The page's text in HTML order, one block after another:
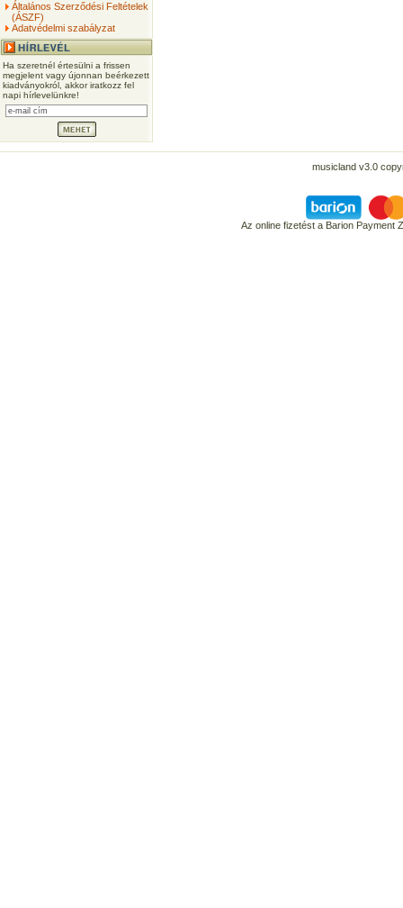
Általános Szerződési Feltételek
(ÁSZF)
Adatvédelmi szabályzat
Ha szeretnél értesülni a frissen
megjelent vagy újonnan beérkezett
kiadványokról, akkor iratkozz fel
napi hírlevelünkre!
musicland v3.0
Az online fizetést a Barion Payment